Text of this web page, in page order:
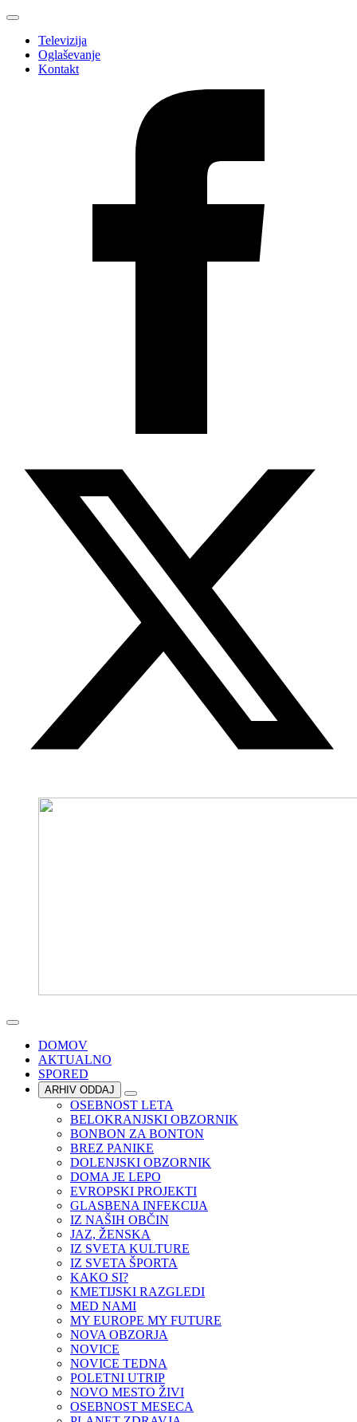
Televizija
Oglaševanje
Kontakt
DOMOV
AKTUALNO
SPORED
ARHIV ODDAJ
OSEBNOST LETA
BELOKRANJSKI OBZORNIK
BONBON ZA BONTON
BREZ PANIKE
DOLENJSKI OBZORNIK
DOMA JE LEPO
EVROPSKI PROJEKTI
GLASBENA INFEKCIJA
IZ NAŠIH OBČIN
JAZ, ŽENSKA
IZ SVETA KULTURE
IZ SVETA ŠPORTA
KAKO SI?
KMETIJSKI RAZGLEDI
MED NAMI
MY EUROPE MY FUTURE
NOVA OBZORJA
NOVICE
NOVICE TEDNA
POLETNI UTRIP
NOVO MESTO ŽIVI
OSEBNOST MESECA